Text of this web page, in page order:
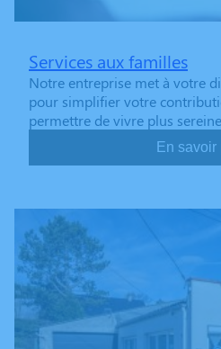
Services aux familles
Notre entreprise met à votre
pour simplifier votre
permettre de vivre plus
En savoir